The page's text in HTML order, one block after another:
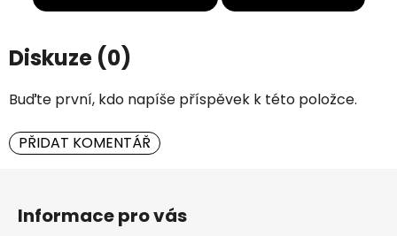
Diskuze (0)
Buďte první, kdo napíše příspěvek k této položce.
PŘIDAT KOMENTÁŘ
Informace pro vás